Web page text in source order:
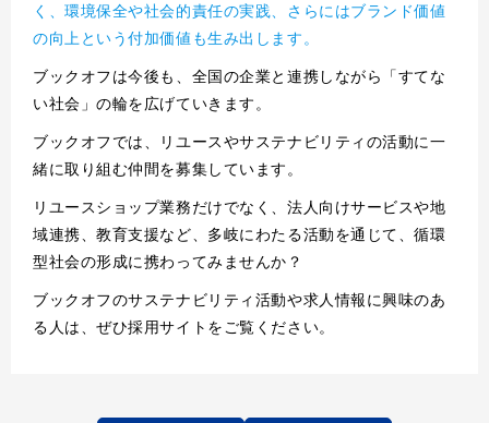
く、環境保全や社会的責任の実践、さらにはブランド価値
の向上という付加価値も生み出します。
ブックオフは今後も、全国の企業と連携しながら「すてな
い社会」の輪を広げていきます。
ブックオフでは、リユースやサステナビリティの活動に一
緒に取り組む仲間を募集しています。
リユースショップ業務だけでなく、法人向けサービスや地
域連携、教育支援など、多岐にわたる活動を通じて、循環
型社会の形成に携わってみませんか？
ブックオフのサステナビリティ活動や求人情報に興味のあ
る人は、ぜひ採用サイトをご覧ください。